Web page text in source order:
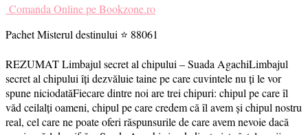
Comanda Online pe Bookzone.ro
Pachet Misterul destinului ⭐ 88061
REZUMAT Limbajul secret al chipului – Suada AgachiLimbajul
secret al chipului îți dezvăluie taine pe care cuvintele nu ți le vor
spune niciodatăFiecare dintre noi are trei chipuri: chipul pe care îl
văd ceilalți oameni, chipul pe care credem că îl avem și chipul nostru
real, cel care ne poate oferi răspunsurile de care avem nevoie dacă